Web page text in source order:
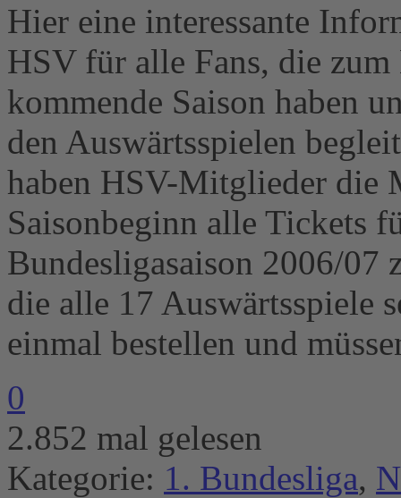
Hier eine interessante
HSV für alle Fans, die
kommende Saison haben
den Auswärtsspielen
haben HSV-Mitglieder die
Saisonbeginn alle Tickets
Bundesligasaison 2006/07
die alle 17 Auswärtsspiele
einmal bestellen und
0
2.852 mal gelesen
Kategorie: 1. Bundesliga,